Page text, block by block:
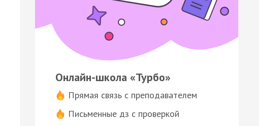
Онлайн-школа «Турбо»
Прямая связь с преподавателем
Письменные дз с проверкой